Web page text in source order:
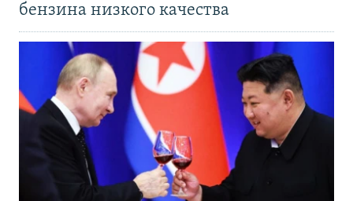
бензина низкого качества